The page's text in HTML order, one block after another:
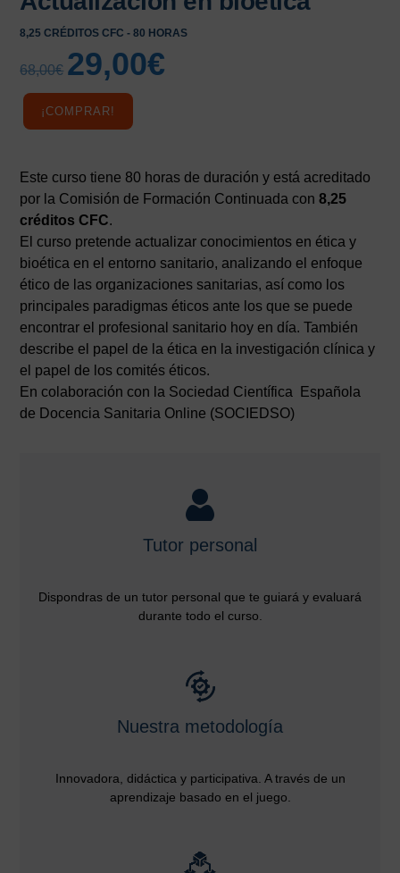
8,25 CRÉDITOS CFC - 80 HORAS
68,00€
El
precio
29,00€
¡COMPRAR!
Este curso tiene 80 horas de duración y está acreditado
por la Comisión de Formación Continuada con8,25
créditos CFC.
El curso pretende actualizar conocimientos en ética y
bioética en el entorno sanitario, analizando el enfoque
ético de las organizaciones sanitarias, así como los
principales paradigmas éticos ante los que se puede
encontrar el profesional sanitario hoy en día. También
describe el papel de la ética en la investigación clínica y
el papel de los comités éticos.
En colaboración con la Sociedad Científica Española
de Docencia Sanitaria Online (SOCIEDSO)
Tutor personal
Dispondras de un tutor personal que te guiará y evaluará
durante todo el curso.
Nuestra metodología
Innovadora, didáctica y participativa. A través de un
aprendizaje basado en el juego.